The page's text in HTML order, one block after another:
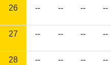
26 -- -- -- --
27 -- -- -- --
28 -- -- -- --